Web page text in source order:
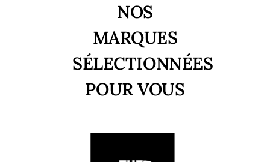
NOS
MARQUES
SÉLECTIONNÉES
POUR VOUS